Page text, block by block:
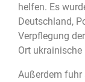
helfen. Es
Deutschland,
Verpflegung
Ort ukrainische
Außerdem fuhr